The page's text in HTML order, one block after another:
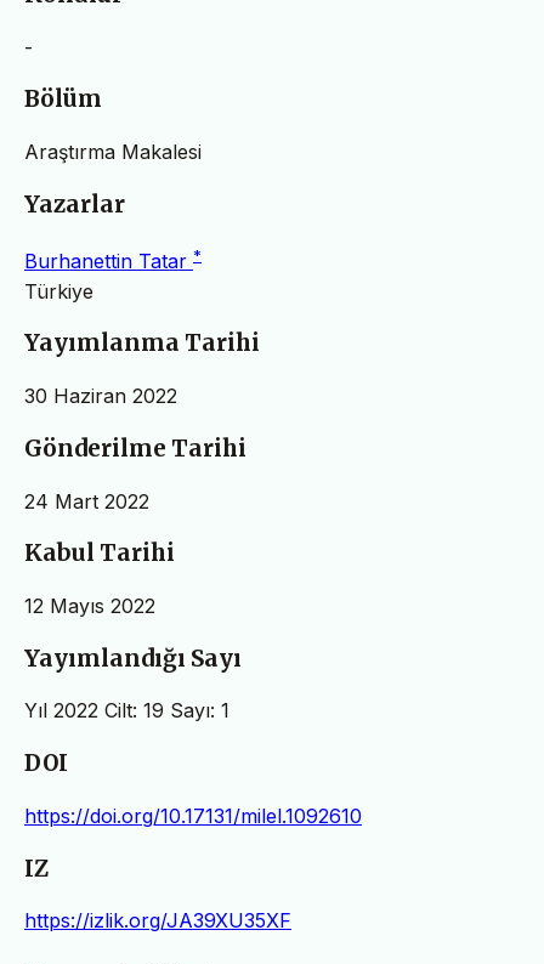
-
Bölüm
Araştırma Makalesi
Yazarlar
Burhanettin Tatar *
Türkiye
Yayımlanma Tarihi
30 Haziran 2022
Gönderilme Tarihi
24 Mart 2022
Kabul Tarihi
12 Mayıs 2022
Yayımlandığı Sayı
Yıl 2022 Cilt: 19 Sayı: 1
DOI
https://doi.org/10.17131/milel.1092610
IZ
https://izlik.org/JA39XU35XF